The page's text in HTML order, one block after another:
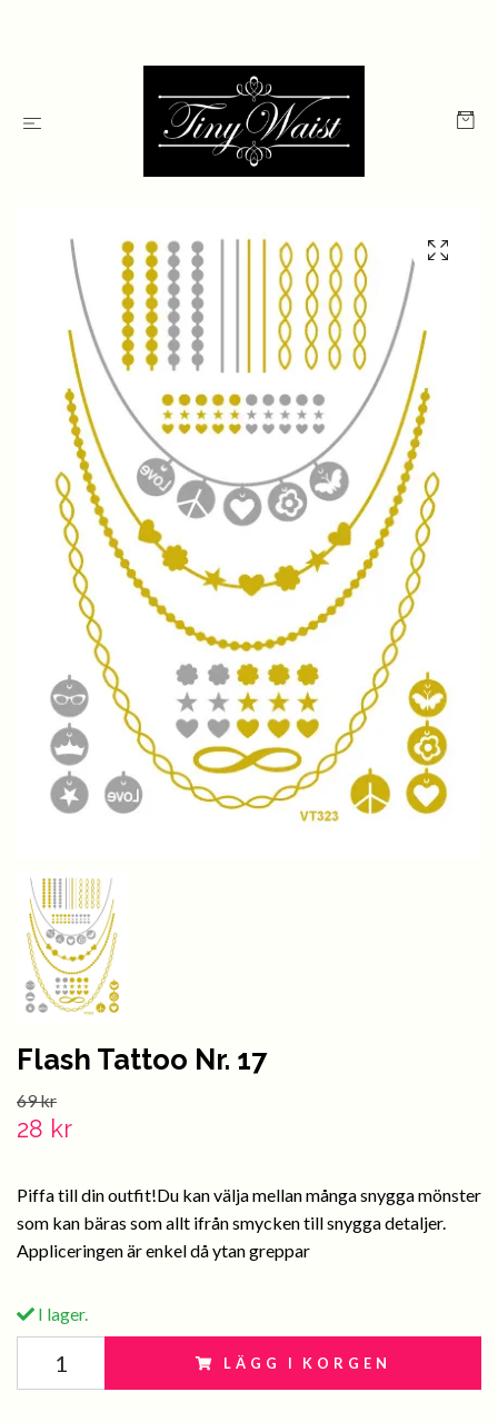
Flash Tattoo Nr. 17
69 kr
28 kr
Piffa till din outfit!Du kan välja mellan många snygga mönster
som kan bäras som allt ifrån smycken till snygga detaljer.
Appliceringen är enkel då ytan greppar
I lager.
LÄGG I KORGEN